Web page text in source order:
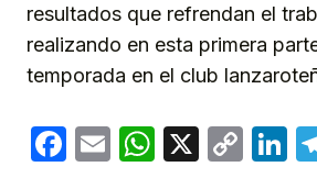
resultados que refrendan el
realizando en esta primera
temporada en el club
Facebook
Email X